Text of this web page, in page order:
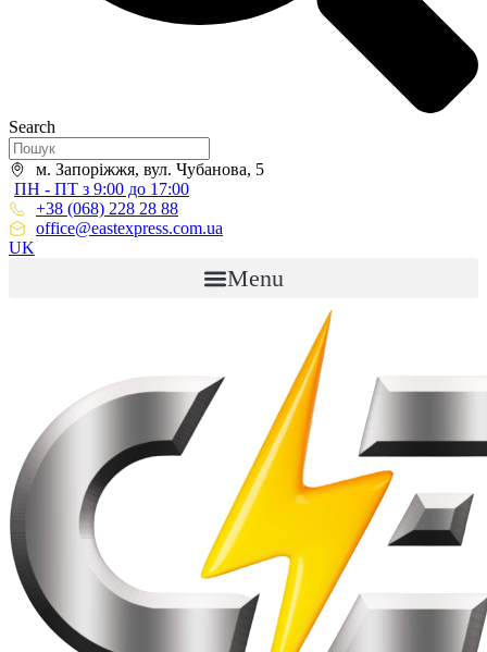
Search
м. Запоріжжя, вул. Чубанова, 5
ПН - ПТ з 9:00 до 17:00
+38 (068) 228 28 88
office@eastexpress.com.ua
UK
Menu